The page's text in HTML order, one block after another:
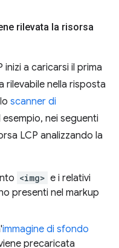
rilevata la risorsa
inizi a caricarsi il prima
rilevabile nella risposta
scanner di
nei seguenti
LCP analizzando la
<img> e i relativi
presenti nel markup
immagine di sfondo
precaricata